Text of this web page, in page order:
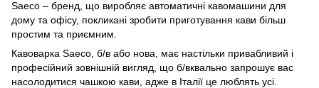
Saeco – бренд, що виробляє автоматичні кавомашини для
дому та офісу, покликані зробити приготування кави більш
простим та приємним.
Кавоварка Saeco, б/в або нова, має настільки привабливий і
професійний зовнішній вигляд, що б/вквально запрошує вас
насолодитися чашкою кави, адже в Італії це люблять усі.